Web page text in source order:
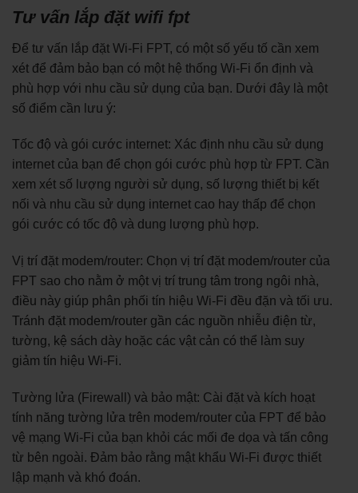
Tư vấn lắp đặt wifi fpt
Để tư vấn lắp đặt Wi-Fi FPT, có một số yếu tố cần xem
xét để đảm bảo bạn có một hệ thống Wi-Fi ổn định và
phù hợp với nhu cầu sử dụng của bạn. Dưới đây là một
số điểm cần lưu ý:
Tốc độ và gói cước internet: Xác định nhu cầu sử dụng
internet của bạn để chọn gói cước phù hợp từ FPT. Cần
xem xét số lượng người sử dụng, số lượng thiết bị kết
nối và nhu cầu sử dụng internet cao hay thấp để chọn
gói cước có tốc độ và dung lượng phù hợp.
Vị trí đặt modem/router: Chọn vị trí đặt modem/router của
FPT sao cho nằm ở một vị trí trung tâm trong ngôi nhà,
điều này giúp phân phối tín hiệu Wi-Fi đều đặn và tối ưu.
Tránh đặt modem/router gần các nguồn nhiễu điện từ,
tường, kệ sách dày hoặc các vật cản có thể làm suy
giảm tín hiệu Wi-Fi.
Tường lửa (Firewall) và bảo mật: Cài đặt và kích hoạt
tính năng tường lửa trên modem/router của FPT để bảo
vệ mạng Wi-Fi của bạn khỏi các mối đe dọa và tấn công
từ bên ngoài. Đảm bảo rằng mật khẩu Wi-Fi được thiết
lập mạnh và khó đoán.